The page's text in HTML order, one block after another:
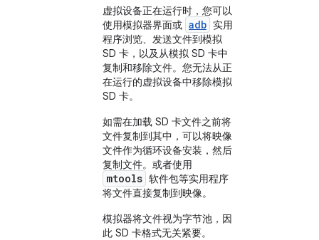
虚拟设备正在运行时，您可以
使用模拟器界面或 adb 实用
程序浏览、发送文件到模拟
SD 卡，以及从模拟 SD 卡中
复制和移除文件。您无法从正
在运行的虚拟设备中移除模拟
SD 卡。
如需在加载 SD 卡文件之前将
文件复制到其中，可以将映像
文件作为循环设备安装，然后
复制文件。或者使用
mtools 软件包等实用程序
将文件直接复制到映像。
模拟器将文件视为字节池，因
此 SD 卡格式无关紧要。